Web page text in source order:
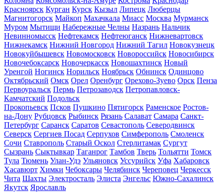
Красноярск Курган Курск Кызыл Липецк Люберцы
Магнитогорск Майкоп Махачкала Миасс Москва Мурманск
Муром Мытищи Набережные Челны Назрань Нальчик
Невинномысск Нефтекамск Нефтеюганск Нижневартовск
Нижнекамск Нижний Новгород Нижний Тагил Новокузнецк
Новокуйбышевск Новомосковск Новороссийск Новосибирск
Новочебоксарск Новочеркасск Новошахтинск Новый
Уренгой Ногинск Норильск Ноябрьск Обнинск Одинцово
Октябрьский Омск Орел Оренбург Орехово-Зуево Орск Пенза
Первоуральск Пермь Петрозаводск Петропавловск-
Камчатский Подольск
Прокопьевск Псков Пушкино Пятигорск Раменское Ростов-
на-Дону Рубцовск Рыбинск Рязань Салават Самара Санкт-
Петербург Саранск Саратов Севастополь Северодвинск
Северск Сергиев Посад Серпухов Симферополь Смоленск
Сочи Ставрополь Старый Оскол Стерлитамак Сургут
Сызрань Сыктывкар Таганрог Тамбов Тверь Тольятти Томск
Тула Тюмень Улан-Удэ Ульяновск Уссурийск Уфа Хабаровск
Хасавюрт Химки Чебоксары Челябинск Череповец Черкесск
Чита Шахты Электросталь Элиста Энгельс Южно-Сахалинск
Якутск Ярославль